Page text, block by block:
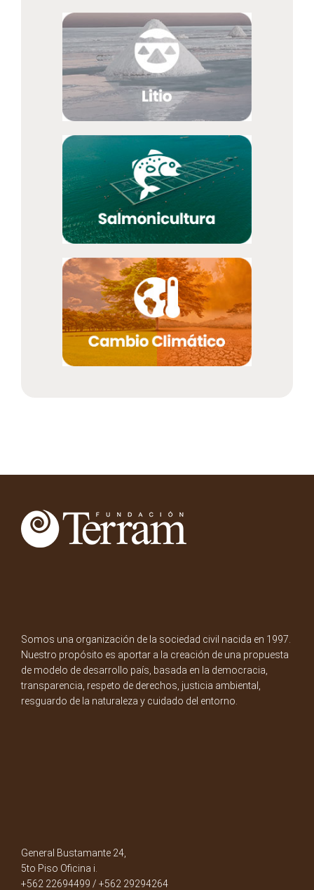
Somos una organización de la sociedad civil nacida en 1997.
Nuestro propósito es aportar a la creación de una propuesta
de modelo de desarrollo país, basada en la democracia,
transparencia, respeto de derechos, justicia ambiental,
resguardo de la naturaleza y cuidado del entorno.
General Bustamante 24,
5to Piso Oficina i.
+562 22694499 / +562 29294264